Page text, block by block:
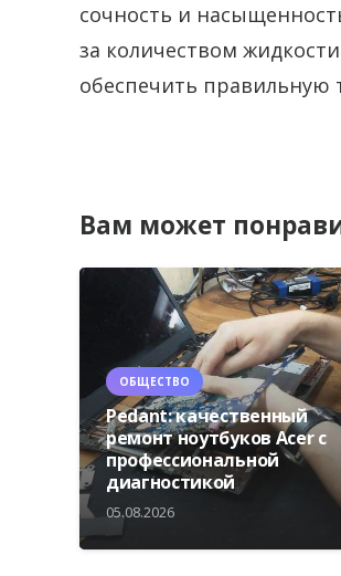
сочность и
за количеством
обеспечить правильную
Вам может
ОБЩЕСТВО
Pedant: качественный
ремонт ноутбуков Acer с
профессиональной
диагностикой
05.08.2026